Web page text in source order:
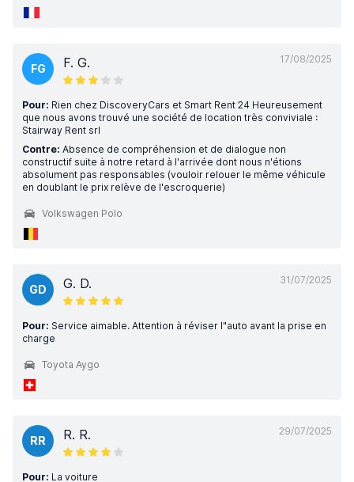
17/08/2025
FG F. G.
Pour: Rien chez DiscoveryCars et Smart Rent 24 Heureusement
que nous avons trouvé une société de location très conviviale :
Stairway Rent srl
Contre: Absence de compréhension et de dialogue non
constructif suite à notre retard à l'arrivée dont nous n'étions
absolument pas responsables (vouloir relouer le même véhicule
en doublant le prix relève de l'escroquerie)
Volkswagen Polo
31/07/2025
GD G. D.
Pour: Service aimable. Attention à réviser l"auto avant la prise en
charge
Toyota Aygo
29/07/2025
RR R. R.
Pour: La voiture